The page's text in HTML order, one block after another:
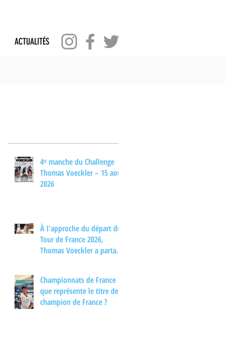
ACTUALITÉS
4ᵉ manche du Challenge
Thomas Voeckler – 15 août
2026
À l'approche du départ du
Tour de France 2026,
Thomas Voeckler a partagé
nouvelle édition dans une
interview.
Championnats de France :
que représente le titre de
champion de France ?